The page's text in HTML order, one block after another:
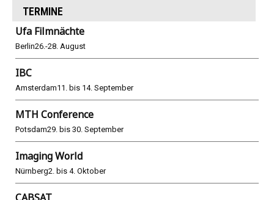
TERMINE
Ufa Filmnächte
Berlin26.-28. August
IBC
Amsterdam11. bis 14. September
MTH Conference
Potsdam29. bis 30. September
Imaging World
Nürnberg2. bis 4. Oktober